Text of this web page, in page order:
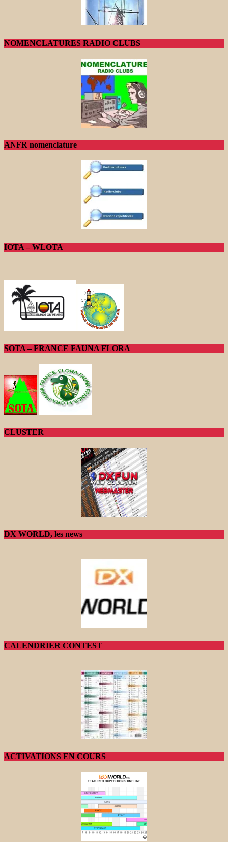
NOMENCLATURES RADIO CLUBS
ANFR nomenclature
IOTA – WLOTA
SOTA – FRANCE FAUNA FLORA
CLUSTER
DX WORLD, les news
CALENDRIER CONTEST
ACTIVATIONS EN COURS